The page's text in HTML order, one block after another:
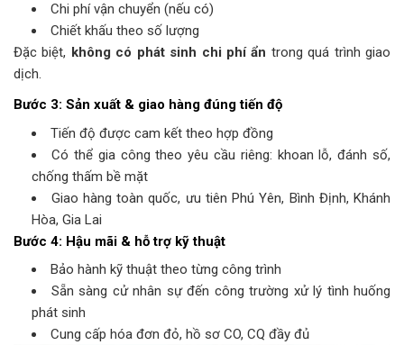
Chi phí vận chuyển (nếu có)
Chiết khấu theo số lượng
Đặc biệt, không có phát sinh chi phí ẩn trong quá trình giao
dịch.
Bước 3: Sản xuất & giao hàng đúng tiến độ
Tiến độ được cam kết theo hợp đồng
Có thể gia công theo yêu cầu riêng: khoan lỗ, đánh số,
chống thấm bề mặt
Giao hàng toàn quốc, ưu tiên Phú Yên, Bình Định, Khánh
Hòa, Gia Lai
Bước 4: Hậu mãi & hỗ trợ kỹ thuật
Bảo hành kỹ thuật theo từng công trình
Sẵn sàng cử nhân sự đến công trường xử lý tình huống
phát sinh
Cung cấp hóa đơn đỏ, hồ sơ CO, CQ đầy đủ